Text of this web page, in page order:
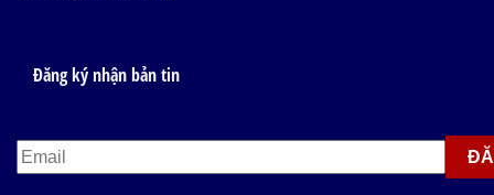
Đăng ký nhận bản tin